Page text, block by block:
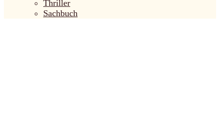
Thriller
Sachbuch